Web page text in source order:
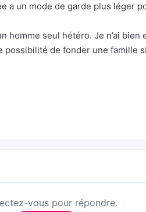
a un mode de garde plus léger
homme seul hétéro. Je n’ai bien
possibilité de fonder une famille
vous pour répondre.